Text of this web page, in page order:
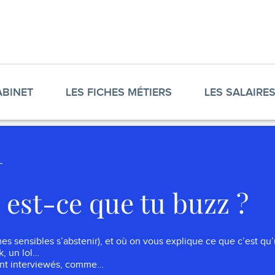
LES FICHES MÉTIERS LES SALAIRES
ce que tu buzz ?
sensibles s’abstenir), et où on vous explique ce que c’est
un lol…
interviewés, comme…